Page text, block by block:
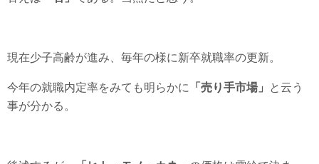
現在少子高齢が進み、毎年の様に新卒就職率の更新。
今年の就職内定率をみても明らかに 「売り手市場」
と云う
事が分かる。